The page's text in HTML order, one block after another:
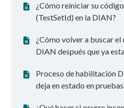
¿Cómo reiniciar su
(TestSetId) en la DIAN?
¿Cómo volver a buscar
DIAN después que ya
Proceso de habilitación
deja en estado en